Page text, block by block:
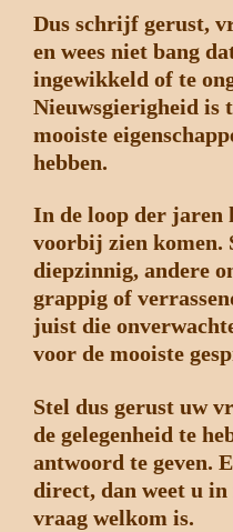
Dus schrijf gerust,
en wees niet bang
ingewikkeld of te
Nieuwsgierigheid is
mooiste
hebben.
In de loop der jaren
voorbij zien komen.
diepzinnig, andere
grappig of
juist die
voor de mooiste
Stel dus gerust uw
de gelegenheid te
antwoord te geven.
direct, dan weet u
vraag welkom is.